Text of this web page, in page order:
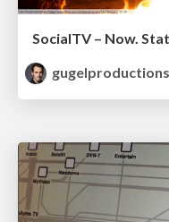
SocialTV – Now.
gugelproductions